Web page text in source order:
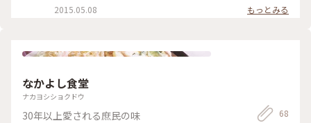
2015.05.08
もっとみる
なかよし食堂
ナカヨシショクドウ
30年以上愛される庶民の味 68